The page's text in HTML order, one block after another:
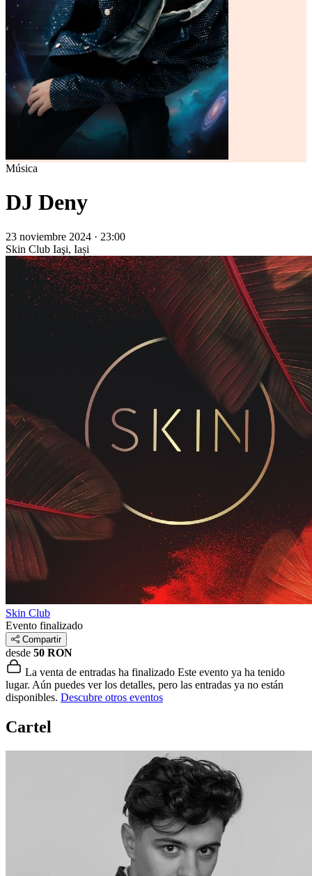
Música
DJ Deny
23 noviembre 2024 · 23:00
Skin Club Iaşi, Iași
Skin Club
Evento finalizado
Compartir
desde 50 RON
La venta de entradas ha finalizado Este evento ya ha tenido
lugar. Aún puedes ver los detalles, pero las entradas ya no están
disponibles. Descubre otros eventos
Cartel